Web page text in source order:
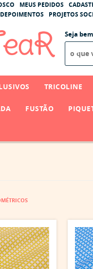
MEUS PEDIDOS
DEPOIMENTOS PROJETOS
Seja
TRICOLINE
FUSTÃO